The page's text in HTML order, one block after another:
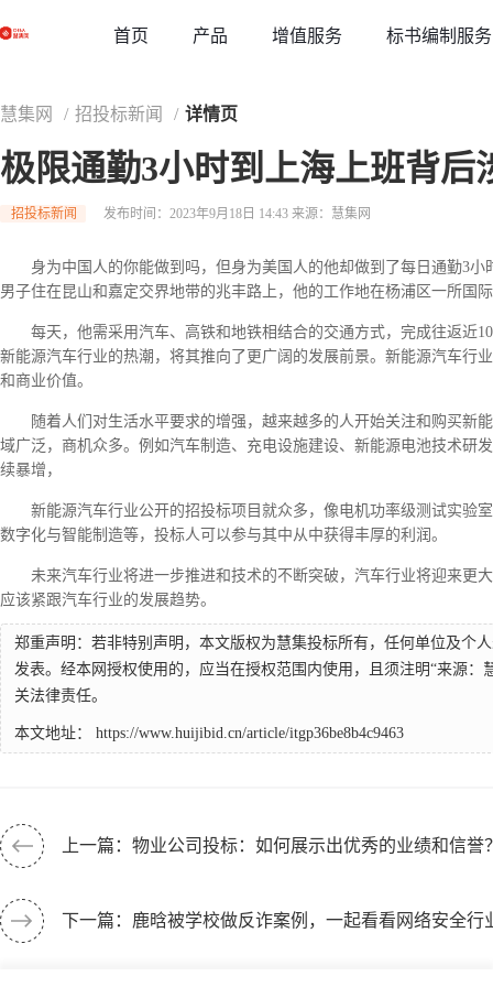
首页 产品 增值服务 标书编制服务
慧集网 / 招投标新闻 / 详情页
极限通勤3小时到上海上班背后
招投标新闻 发布时间：2023年9月18日 14:43 来源：慧集网
身为中国人的你能做到吗，但身为美国人的他却做到了每日通勤3
男子住在昆山和嘉定交界地带的兆丰路上，他的工作地在杨浦区一所国
每天，他需采用汽车、高铁和地铁相结合的交通方式，完成往返近
新能源汽车行业的热潮，将其推向了更广阔的发展前景。新能源汽车行
和商业价值。
随着人们对生活水平要求的增强，越来越多的人开始关注和购买新
域广泛，商机众多。例如汽车制造、充电设施建设、新能源电池技术研
续暴增，
新能源汽车行业公开的招投标项目就众多，像电机功率级测试实验
数字化与智能制造等，投标人可以参与其中从中获得丰厚的利润。
未来汽车行业将进一步推进和技术的不断突破，汽车行业将迎来更
应该紧跟汽车行业的发展趋势。
郑重声明：若非特别声明，本文版权为慧集投标所有，任何单位及个
发表。经本网授权使用的，应当在授权范围内使用，且须注明“来源：
关法律责任。
本文地址： https://www.huijibid.cn/article/itgp36be8b4c9463
上一篇：物业公司投标：如何展示出优秀的业绩和信誉
下一篇：鹿晗被学校做反诈案例，一起看看网络安全行